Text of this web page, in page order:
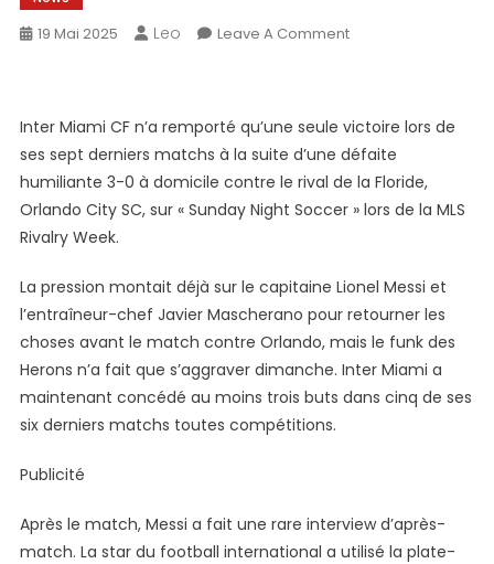
19 Mai 2025 Leo Leave A CommentOn
Une
Demande
De
MLS
Perte
D’inter
Miami
Inter Miami CF n’a remporté qu’une seule victoire lors de
ses sept derniers matchs à la suite d’une défaite
humiliante 3-0 à domicile contre le rival de la Floride,
Orlando City SC, sur « Sunday Night Soccer » lors de la MLS
Rivalry Week.
La pression montait déjà sur le capitaine Lionel Messi et
l’entraîneur-chef Javier Mascherano pour retourner les
choses avant le match contre Orlando, mais le funk des
Herons n’a fait que s’aggraver dimanche. Inter Miami a
maintenant concédé au moins trois buts dans cinq de ses
six derniers matchs toutes compétitions.
Publicité
Après le match, Messi a fait une rare interview d’après-
match. La star du football international a utilisé la plate-